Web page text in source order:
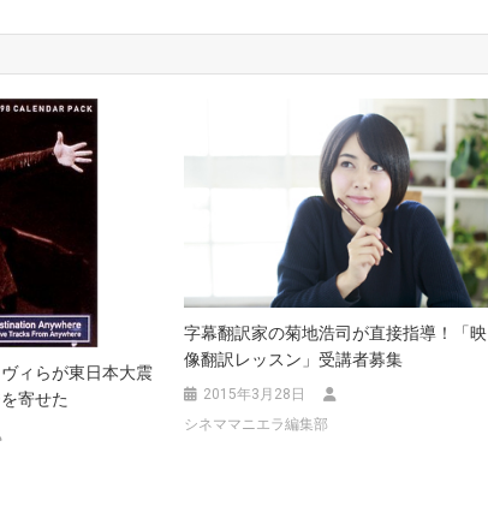
ィらが東日本大震
寄せた
字幕翻訳家の菊地浩司が直接指導！「映
像翻訳レッスン」受講者募集
2015年3月28日
シネママニエラ編集部